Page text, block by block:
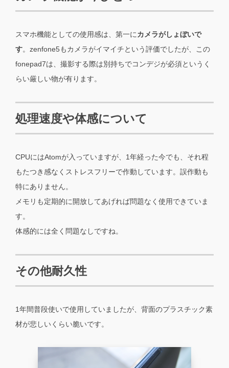
スマホ機能としての使用感は、第一にカメラがしょぼいで
す。zenfone5もカメラがイマイチという評価でしたが、この
fonepad7は、撮影する際は別持ちでコンデジが必須というく
らい厳しい物が有ります。
処理速度や体感について
CPUにはAtomが入っていますが、1年経った今でも、それ程
もたつき感なくストレスフリーで作動しています。誤作動も
特にありません。
メモリも定期的に開放してあげれば問題なく使用できていま
す。
体感的には全く問題なしですね。
その他耐久性
1年間普段使いで使用していましたが、背面のプラスチック素
材が悲しいくらい脆いです。